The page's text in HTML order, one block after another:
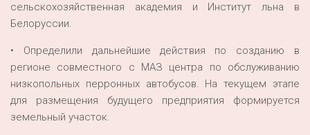
сельскохозяйственная академия и Институт льна в
Белоруссии.
• Определили дальнейшие действия по созданию в
регионе совместного с МАЗ центра по обслуживанию
низкопольных перронных автобусов. На текущем этапе
для размещения будущего предприятия формируется
земельный участок.